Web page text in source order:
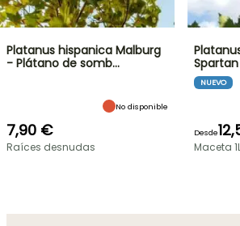
Platanus hispanica Malburg
- Plátano de somb…
No disponible
7,90 €
Raíces desnudas
NUEVO
Desde
Maceta